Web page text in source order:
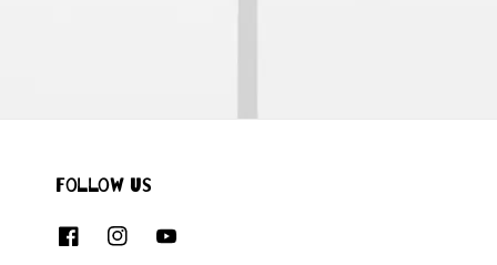
Follow us